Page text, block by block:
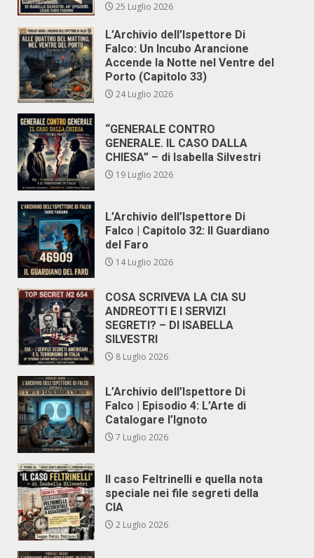
25 Luglio 2026
L’Archivio dell’Ispettore Di
Falco: Un Incubo Arancione
Accende la Notte nel Ventre del
Porto (Capitolo 33)
24 Luglio 2026
“GENERALE CONTRO
GENERALE. IL CASO DALLA
CHIESA” – di Isabella Silvestri
19 Luglio 2026
L’Archivio dell’Ispettore Di
Falco | Capitolo 32: Il Guardiano
del Faro
14 Luglio 2026
COSA SCRIVEVA LA CIA SU
ANDREOTTI E I SERVIZI
SEGRETI? – DI ISABELLA
SILVESTRI
8 Luglio 2026
L’Archivio dell’Ispettore Di
Falco | Episodio 4: L’Arte di
Catalogare l’Ignoto
7 Luglio 2026
Il caso Feltrinelli e quella nota
speciale nei file segreti della
CIA
2 Luglio 2026